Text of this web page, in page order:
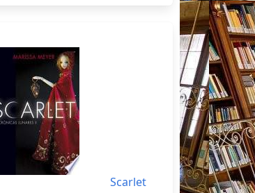
Scarlet